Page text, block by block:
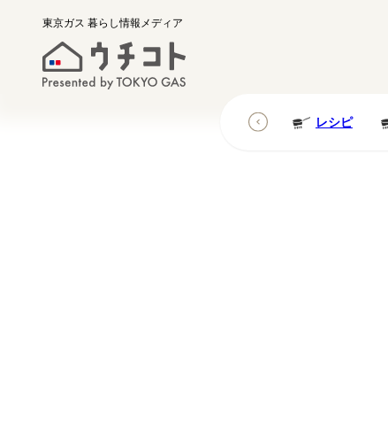
東京ガス 暮らし情報メディア
レシピ レシピ